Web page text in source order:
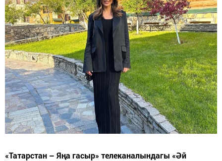
«Татарстан – Яңа гасыр» телеканалындагы «Әй